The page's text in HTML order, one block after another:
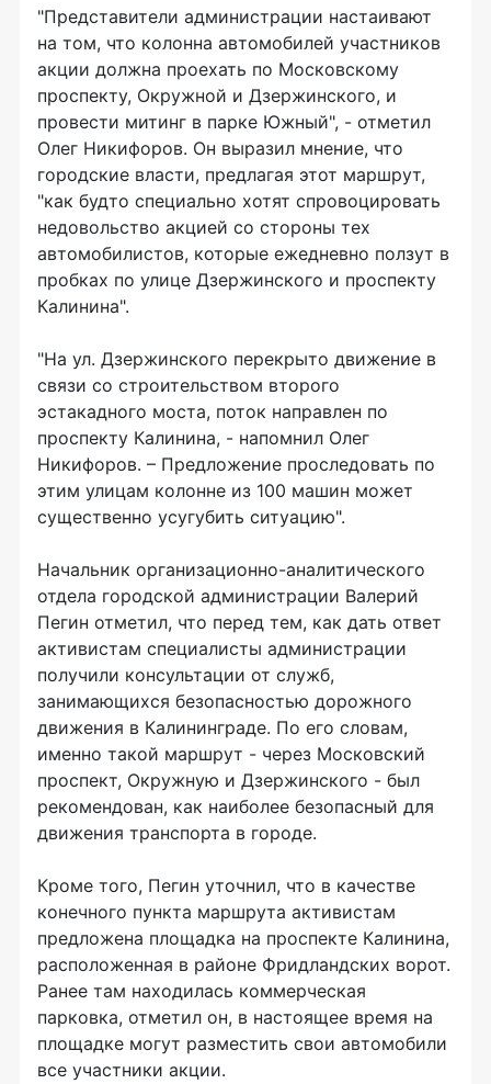
"Представители администрации настаивают
на том, что колонна автомобилей участников
акции должна проехать по Московскому
проспекту, Окружной и Дзержинского, и
провести митинг в парке Южный", - отметил
Олег Никифоров. Он выразил мнение, что
городские власти, предлагая этот маршрут,
"как будто специально хотят спровоцировать
недовольство акцией со стороны тех
автомобилистов, которые ежедневно ползут в
пробках по улице Дзержинского и проспекту
Калинина".
"На ул. Дзержинского перекрыто движение в
связи со строительством второго
эстакадного моста, поток направлен по
проспекту Калинина, - напомнил Олег
Никифоров. – Предложение проследовать по
этим улицам колонне из 100 машин может
существенно усугубить ситуацию".
Начальник организационно-аналитического
отдела городской администрации Валерий
Пегин отметил, что перед тем, как дать ответ
активистам специалисты администрации
получили консультации от служб,
занимающихся безопасностью дорожного
движения в Калининграде. По его словам,
именно такой маршрут - через Московский
проспект, Окружную и Дзержинского - был
рекомендован, как наиболее безопасный для
движения транспорта в городе.
Кроме того, Пегин уточнил, что в качестве
конечного пункта маршрута активистам
предложена площадка на проспекте Калинина,
расположенная в районе Фридландских ворот.
Ранее там находилась коммерческая
парковка, отметил он, в настоящее время на
площадке могут разместить свои автомобили
все участники акции.